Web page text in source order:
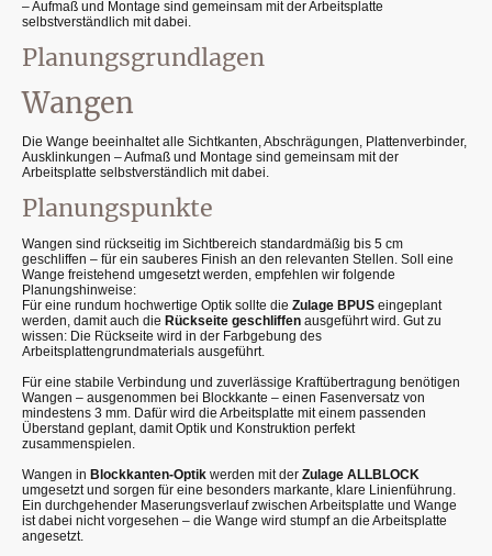
– Aufmaß und Montage sind gemeinsam mit der Arbeitsplatte
selbstverständlich mit dabei.
Planungsgrundlagen
Wangen
Die Wange beeinhaltet alle Sichtkanten, Abschrägungen, Plattenverbinder,
Ausklinkungen – Aufmaß und Montage sind gemeinsam mit der
Arbeitsplatte selbstverständlich mit dabei.
Planungspunkte
Wangen sind rückseitig im Sichtbereich standardmäßig bis 5 cm
geschliffen – für ein sauberes Finish an den relevanten Stellen. Soll eine
Wange freistehend umgesetzt werden, empfehlen wir folgende
Planungshinweise:
Für eine rundum hochwertige Optik sollte die Zulage BPUS eingeplant
werden, damit auch die Rückseite geschliffen ausgeführt wird. Gut zu
wissen: Die Rückseite wird in der Farbgebung des
Arbeitsplattengrundmaterials ausgeführt.
Für eine stabile Verbindung und zuverlässige Kraftübertragung benötigen
Wangen – ausgenommen bei Blockkante – einen Fasenversatz von
mindestens 3 mm. Dafür wird die Arbeitsplatte mit einem passenden
Überstand geplant, damit Optik und Konstruktion perfekt
zusammenspielen.
Wangen in Blockkanten-Optik werden mit der Zulage ALLBLOCK
umgesetzt und sorgen für eine besonders markante, klare Linienführung.
Ein durchgehender Maserungsverlauf zwischen Arbeitsplatte und Wange
ist dabei nicht vorgesehen – die Wange wird stumpf an die Arbeitsplatte
angesetzt.